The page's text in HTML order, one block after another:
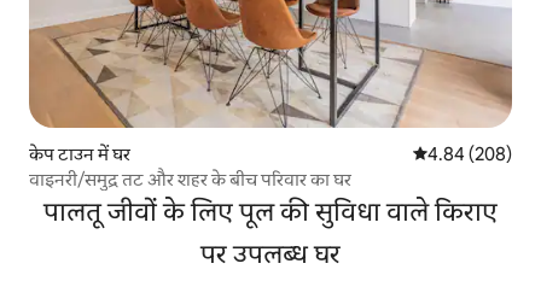
केप टाउन में घर औसत रेटिंग 5 में से
4.84 (208)
वाइनरी/समुद्र तट और शहर के बीच परिवार का घर
पालतू जीवों के लिए पूल की सुविधा वाले किराए
पर उपलब्ध घर